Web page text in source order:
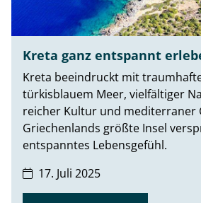
Kreta ganz entspannt
Kreta beeindruckt mit
türkisblauem Meer, vielfältiger
reicher Kultur und mediterraner
Griechenlands größte Insel
entspanntes Lebensgefühl.
17. Juli 2025